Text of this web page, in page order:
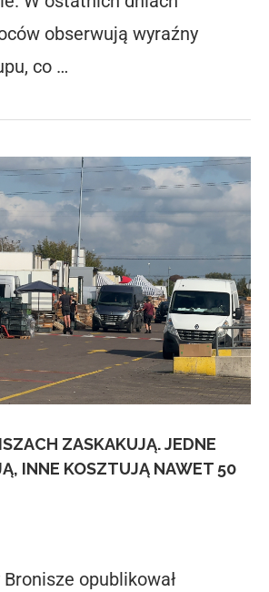
obserwują wyraźny
co …
ZASKAKUJĄ. JEDNE
INNE KOSZTUJĄ NAWET 50
opublikował